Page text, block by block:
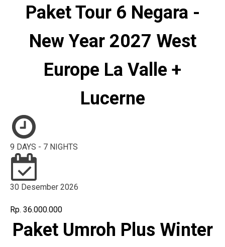
Paket Tour 6 Negara -
New Year 2027 West
Europe La Valle +
Lucerne
9 DAYS - 7 NIGHTS
30 Desember 2026
Rp. 36.000.000
Paket Umroh Plus Winter